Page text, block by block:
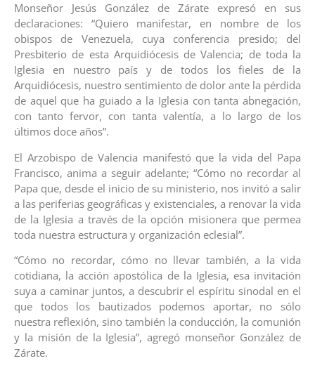
Monseñor Jesús González de Zárate expresó en sus
declaraciones: “Quiero manifestar, en nombre de los
obispos de Venezuela, cuya conferencia presido; del
Presbiterio de esta Arquidiócesis de Valencia; de toda la
Iglesia en nuestro país y de todos los fieles de la
Arquidiócesis, nuestro sentimiento de dolor ante la pérdida
de aquel que ha guiado a la Iglesia con tanta abnegación,
con tanto fervor, con tanta valentía, a lo largo de los
últimos doce años”.
El Arzobispo de Valencia manifestó que la vida del Papa
Francisco, anima a seguir adelante; “Cómo no recordar al
Papa que, desde el inicio de su ministerio, nos invitó a salir
a las periferias geográficas y existenciales, a renovar la vida
de la Iglesia a través de la opción misionera que permea
toda nuestra estructura y organización eclesial”.
“Cómo no recordar, cómo no llevar también, a la vida
cotidiana, la acción apostólica de la Iglesia, esa invitación
suya a caminar juntos, a descubrir el espíritu sinodal en el
que todos los bautizados podemos aportar, no sólo
nuestra reflexión, sino también la conducción, la comunión
y la misión de la Iglesia”, agregó monseñor González de
Zárate.